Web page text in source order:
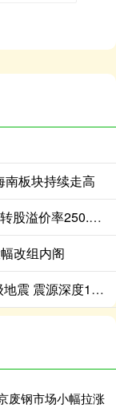
南板块持续走高
豪瑞优配 10月10日科华转债上涨0.01%，转股溢价率250.07%
改组内阁
般票期货配资 新疆昌吉州昌吉市发生3.1级地震 震源深度10公里
废钢市场小幅拉涨